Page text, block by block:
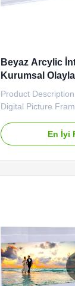
Beyaz Arcylic
Kurumsal
Fotoğraf Çerçeve
Product
Digital Picture
way we display and
memories. This
En İyi